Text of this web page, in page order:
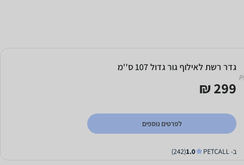
גדר רשת לאילוף גור גדול 107 ס''מ
299 ₪
לפרטים נוספים
ב- PETCALL 1.0
(242)